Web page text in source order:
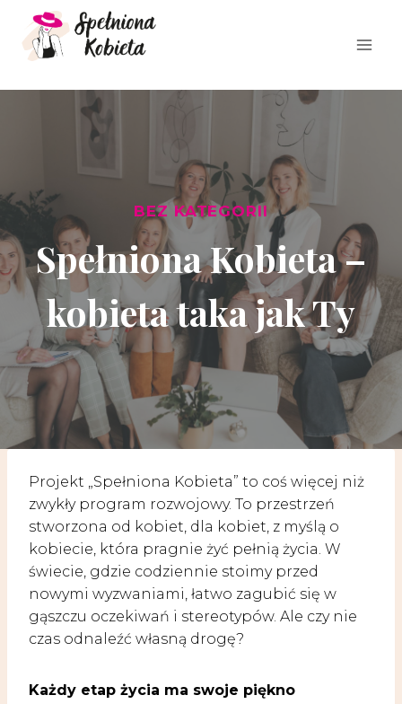
Przeskocz
treści
BEZ KATEGORII
Spełniona Kobieta –
kobieta taka jak Ty
Projekt „Spełniona Kobieta” to coś więcej niż
zwykły program rozwojowy. To przestrzeń
stworzona od kobiet, dla kobiet, z myślą o
kobiecie, która pragnie żyć pełnią życia. W
świecie, gdzie codziennie stoimy przed
nowymi wyzwaniami, łatwo zagubić się w
gąszczu oczekiwań i stereotypów. Ale czy nie
czas odnaleźć własną drogę?
Każdy etap życia ma swoje piękno